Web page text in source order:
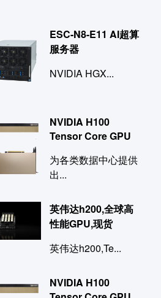
ESC-N8-E11 AI超算
服务器
NVIDIA HGX...
NVIDIA H100
Tensor Core GPU
为各类数据中心提供
出...
英伟达h200,全球高
性能GPU,现货
英伟达h200,Te...
NVIDIA H100